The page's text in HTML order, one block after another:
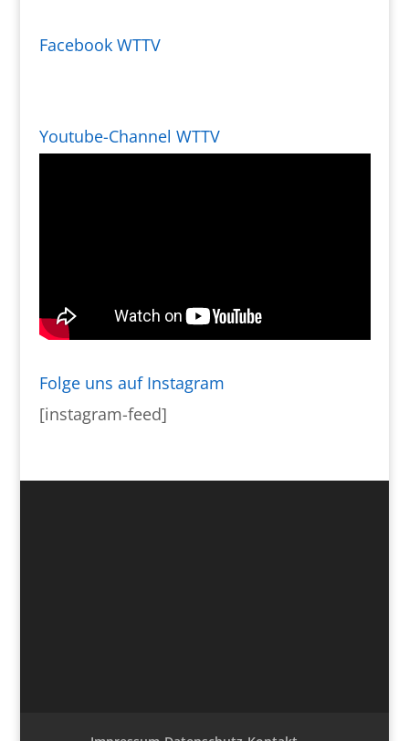
Facebook WTTV
Youtube-Channel WTTV
Folge uns auf Instagram
[instagram-feed]